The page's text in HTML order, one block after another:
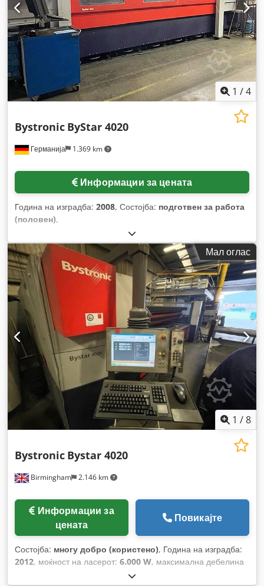
1 /4
Германија 1.369 km
Bystronic ByStar 4020
Информации за цената
Година на изградба: 2008, Состојба: подготвен за работа
(половен),
Мал оглас
1 /8
Birmingham 2.146 km
Bystronic Bystar 4020
цената
Повикајте
Состојба: многу добро (користено), Година на изградба:
2012, моќност на ласерот: 6.000 W, максимална дебелина
, работен опсег: